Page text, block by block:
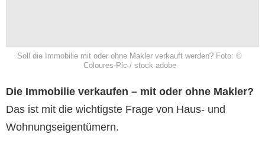
Soll die Immobilie mit oder ohne Makler verkauft werden? Foto: ©
Coloures-Pic / stock adobe
Die Immobilie verkaufen – mit oder ohne Makler?
Das ist mit die wichtigste Frage von Haus- und
Wohnungseigentümern.